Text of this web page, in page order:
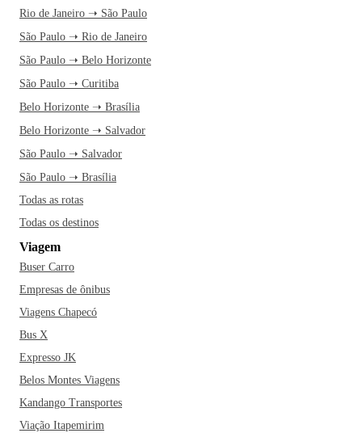
Rio de Janeiro ➝ São Paulo
São Paulo ➝ Rio de Janeiro
São Paulo ➝ Belo Horizonte
São Paulo ➝ Curitiba
Belo Horizonte ➝ Brasília
Belo Horizonte ➝ Salvador
São Paulo ➝ Salvador
São Paulo ➝ Brasília
Todas as rotas
Todas os destinos
Viagem
Buser Carro
Empresas de ônibus
Viagens Chapecó
Bus X
Expresso JK
Belos Montes Viagens
Kandango Transportes
Viação Itapemirim